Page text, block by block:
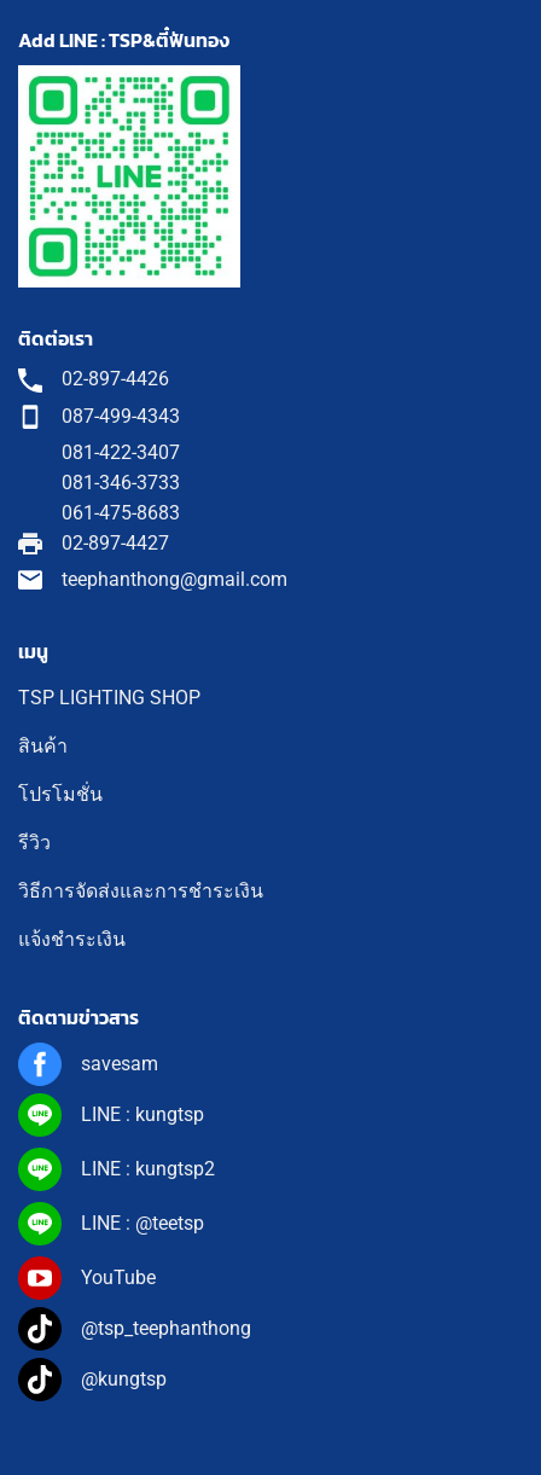
Add LINE : TSP&ตี๋ฟันทอง
ติดต่อเรา
02-897-4426
087-499-4343
081-422-3407
081-346-3733
061-475-8683
02-897-4427
teephanthong@gmail.com
เมนู
TSP LIGHTING SHOP
สินค้า
โปรโมชั่น
รีวิว
วิธีการจัดส่งและการชำระเงิน
แจ้งชำระเงิน
ติดตามข่าวสาร
savesam
LINE : kungtsp
LINE : kungtsp2
LINE : @teetsp
YouTube
@tsp_teephanthong
@kungtsp